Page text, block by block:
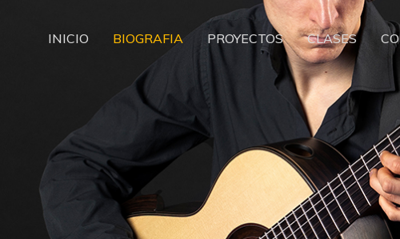
INICIO BIOGRAFIA PROYECTOS CLASES